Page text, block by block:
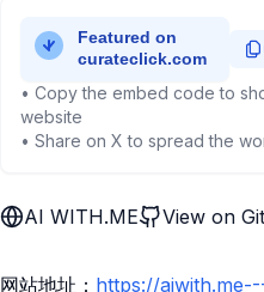
• Copy the embed code to
website
• Share on X to spread the
AI WITH.ME View on
网站地址： https://